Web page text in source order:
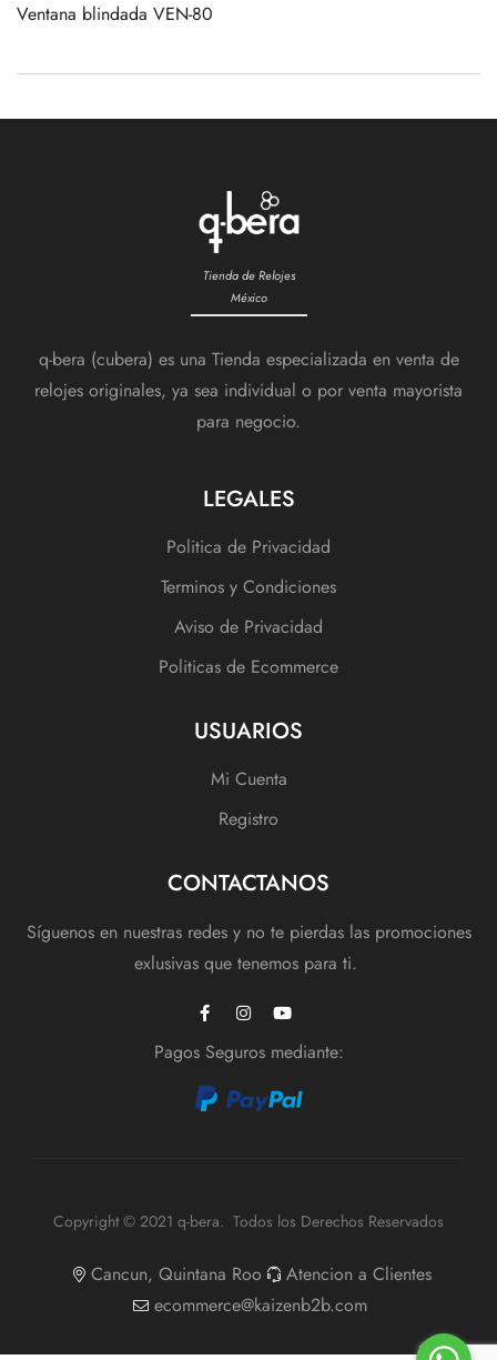
Ventana blindada VEN-80
Tienda de Relojes
México
q-bera (cubera) es una Tienda especializada en venta de
relojes originales, ya sea individual o por venta mayorista
para negocio.
LEGALES
Politica de Privacidad
Terminos y Condiciones
Aviso de Privacidad
Politicas de Ecommerce
USUARIOS
Mi Cuenta
Registro
CONTACTANOS
Síguenos en nuestras redes y no te pierdas las promociones
exlusivas que tenemos para ti.
Pagos Seguros mediante:
Copyright © 2021 q-bera. Todos los Derechos Reservados
Cancun, Quintana Roo
Atencion a Clientes
ecommerce@kaizenb2b.com